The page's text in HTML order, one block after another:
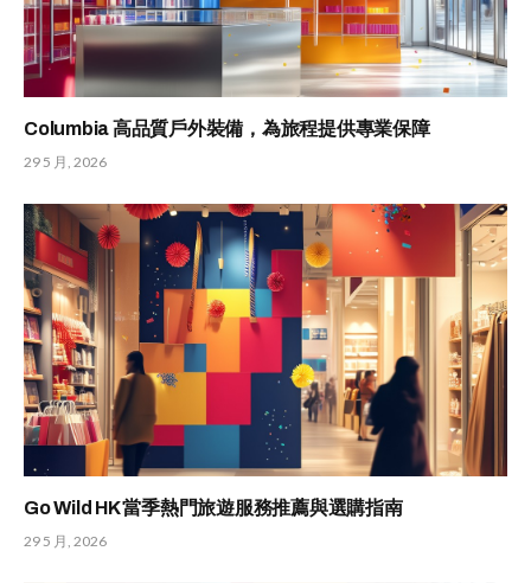
Columbia 高品質戶外裝備，為旅程提供專業保障
29 5 月, 2026
Go Wild HK 當季熱門旅遊服務推薦與選購指南
29 5 月, 2026